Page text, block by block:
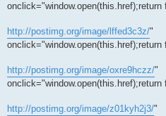
onclick="window.open(this.href);return
http://postimg.org/image/lffed3c3z/"
onclick="window.open(this.href);return
http://postimg.org/image/oxre9hczz/"
onclick="window.open(this.href);return
http://postimg.org/image/z01kyh2j3/"